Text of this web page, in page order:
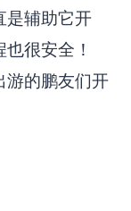
是辅助它开
很安全！
游的鹏友们开